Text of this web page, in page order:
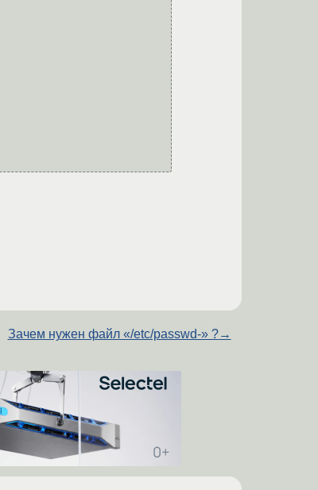
Зачем нужен файл «/etc/passwd-» ?→